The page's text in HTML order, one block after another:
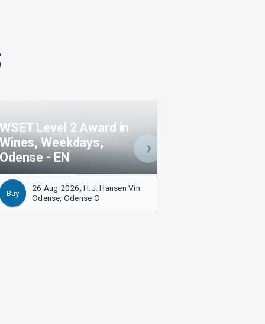
Level 2 Award in
Weekdays,
- EN
Buy
26 Aug 2026, H.J. Hansen Vin
Odense, Odense C